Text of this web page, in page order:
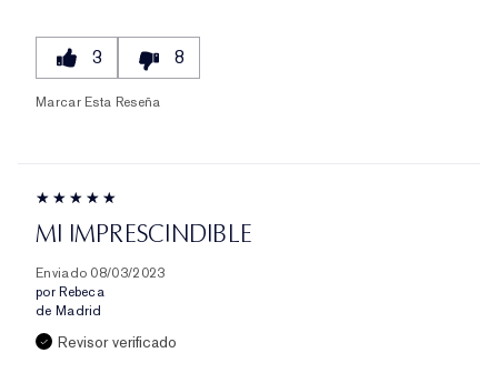
3 8
Marcar Esta Reseña
MI IMPRESCINDIBLE
Enviado 08/03/2023
por Rebeca
de Madrid
Revisor verificado